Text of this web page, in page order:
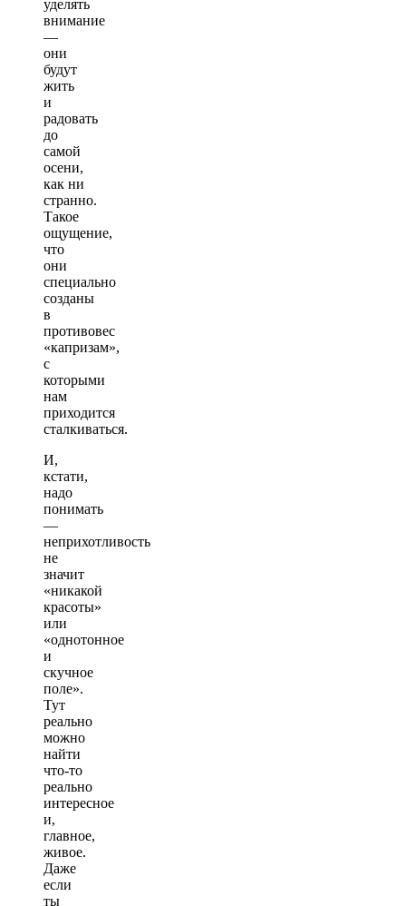
уделять
внимание
—
они
будут
жить
и
радовать
до
самой
осени,
как ни
странно.
Такое
ощущение,
что
они
специально
созданы
в
противовес
«капризам»,
с
которыми
нам
приходится
сталкиваться.
И,
кстати,
надо
понимать
—
неприхотливость
не
значит
«никакой
красоты»
или
«однотонное
и
скучное
поле».
Тут
реально
можно
найти
что-то
реально
интересное
и,
главное,
живое.
Даже
если
ты